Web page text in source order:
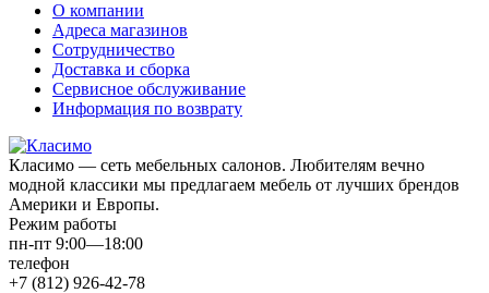
О компании
Адреса магазинов
Сотрудничество
Доставка и сборка
Сервисное обслуживание
Информация по возврату
Класимо — cеть мебельных салонов. Любителям вечно
модной классики мы предлагаем мебель от лучших брендов
Америки и Европы.
Режим работы
пн-пт 9:00—18:00
телефон
+7 (812) 926-42-78